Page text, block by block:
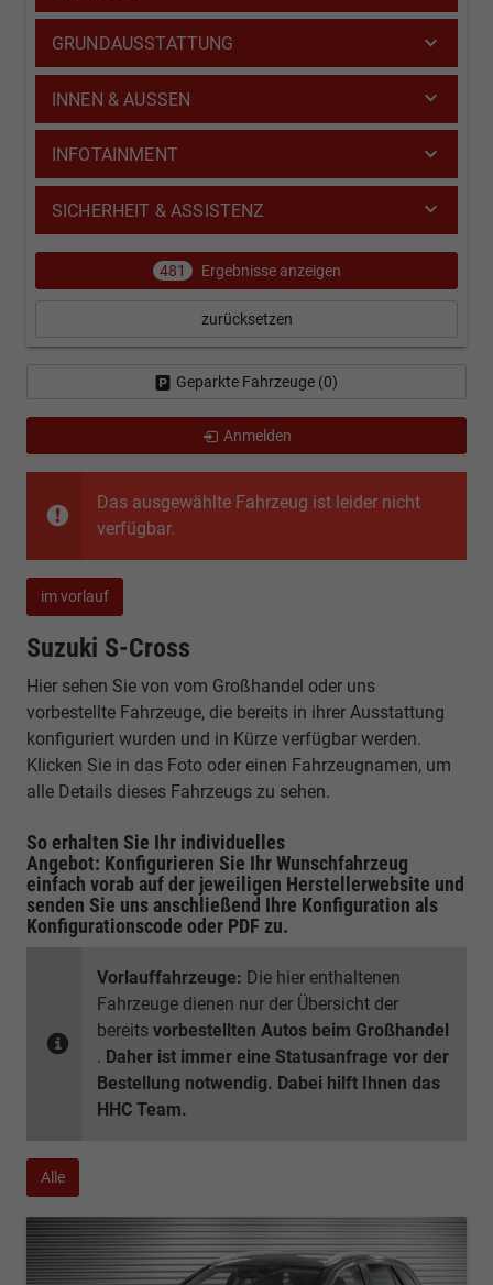
Das ausgewählte Fahrzeug ist leider nicht
verfügbar.
im vorlauf
Suzuki S-Cross
Hier sehen Sie von vom Großhandel oder uns
vorbestellte Fahrzeuge, die bereits in ihrer Ausstattung
konfiguriert wurden und in Kürze verfügbar werden.
Klicken Sie in das Foto oder einen Fahrzeugnamen, um
alle Details dieses Fahrzeugs zu sehen.
So erhalten Sie Ihr individuelles
Angebot: Konfigurieren Sie Ihr Wunschfahrzeug
einfach vorab auf der jeweiligen Herstellerwebsite und
senden Sie uns anschließend Ihre Konfiguration als
Konfigurationscode oder PDF zu.
Vorlauffahrzeuge: Die hier enthaltenen
Fahrzeuge dienen nur der Übersicht der
bereits vorbestellten Autos beim Großhandel
. Daher ist immer eine Statusanfrage vor der
Bestellung notwendig. Dabei hilft Ihnen das
HHC Team.
Alle
GRUNDAUSSTATTUNG
INNEN & AUSSEN
INFOTAINMENT
SICHERHEIT & ASSISTENZ
481 Ergebnisse anzeigen
zurücksetzen
Geparkte Fahrzeuge (0)
Anmelden